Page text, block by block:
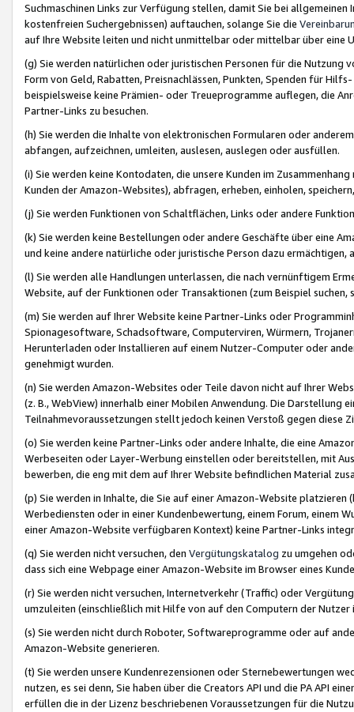
Suchmaschinen Links zur Verfügung stellen, damit Sie bei
kostenfreien Suchergebnissen) auftauchen, solange Sie die
auf Ihre Website leiten und nicht unmittelbar oder mittelbar über eine
(g) Sie werden natürlichen oder juristischen Personen für die Nutzung
Form von Geld, Rabatten, Preisnachlässen, Punkten, Spenden für
beispielsweise keine Prämien- oder Treueprogramme auflegen, die
Partner-Links zu besuchen.
(h) Sie werden die Inhalte von elektronischen Formularen oder
abfangen, aufzeichnen, umleiten, auslesen, auslegen oder ausfüllen.
(i) Sie werden keine Kontodaten, die unsere Kunden im
Kunden der Amazon-Websites), abfragen, erheben, einholen,
(j) Sie werden Funktionen von Schaltflächen, Links oder andere
(k) Sie werden keine Bestellungen oder andere Geschäfte über eine
und keine andere natürliche oder juristische Person dazu
(l) Sie werden alle Handlungen unterlassen, die nach vernünftigem
Website, auf der Funktionen oder Transaktionen (zum Beispiel
(m) Sie werden auf Ihrer Website keine Partner-Links oder
Spionagesoftware, Schadsoftware, Computerviren, Würmern,
Herunterladen oder Installieren auf einem Nutzer-Computer oder
genehmigt wurden.
(n) Sie werden Amazon-Websites oder Teile davon nicht auf Ihrer
(z. B., WebView) innerhalb einer Mobilen Anwendung. Die Darstellung
Teilnahmevoraussetzungen stellt jedoch keinen Verstoß gegen diese
(o) Sie werden keine Partner-Links oder andere Inhalte, die eine
Werbeseiten oder Layer-Werbung einstellen oder bereitstellen, mit
bewerben, die eng mit dem auf Ihrer Website befindlichen Material
(p) Sie werden in Inhalte, die Sie auf einer Amazon-Website
Werbediensten oder in einer Kundenbewertung, einem Forum, einem
einer Amazon-Website verfügbaren Kontext) keine Partner-Links
(q) Sie werden nicht versuchen, den Vergütungskatalog zu umgehen
dass sich eine Webpage einer Amazon-Website im Browser eines
(r) Sie werden nicht versuchen, Internetverkehr (Traffic) oder
umzuleiten (einschließlich mit Hilfe von auf den Computern der
(s) Sie werden nicht durch Roboter, Softwareprogramme oder auf
Amazon-Website generieren.
(t) Sie werden unsere Kundenrezensionen oder Sternebewertungen
nutzen, es sei denn, Sie haben über die Creators API und die PA API
erfüllen die in der Lizenz beschriebenen Voraussetzungen für die